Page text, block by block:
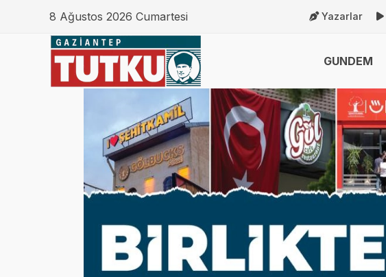
8 Ağustos 2026 Cumartesi Yazarlar
GUNDEM